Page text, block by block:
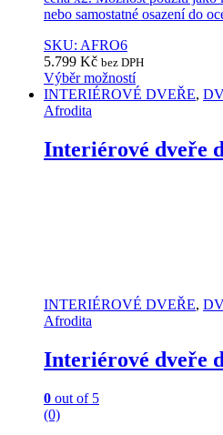
nebo samostatné osazení do
SKU: AFRO6
5.799 Kč bez DPH
Výběr možností
This
product
multiple
variants.
page
INTERIÉROVÉ DVEŘE,
Afrodita
Interiérové dveře
INTERIÉROVÉ DVEŘE,
Afrodita
Interiérové dveře
0 out of 5
(0)